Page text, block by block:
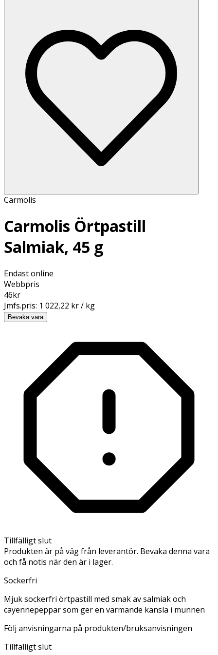
Carmolis
Carmolis Örtpastill
Salmiak, 45 g
Endast online
Webbpris
46kr
Jmfs.pris: 1 022,22 kr / kg
Bevaka vara
Tillfälligt slut
Produkten är på väg från leverantör. Bevaka denna vara
och få notis när den är i lager.
Sockerfri
Mjuk sockerfri örtpastill med smak av salmiak och
cayennepeppar som ger en värmande känsla i munnen
Följ anvisningarna på produkten/bruksanvisningen
Tillfälligt slut